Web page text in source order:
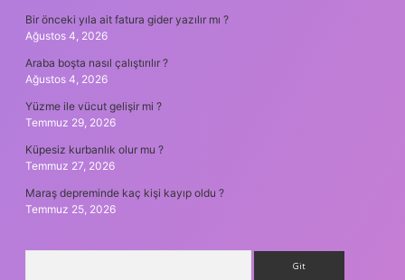
Bir önceki yıla ait fatura gider yazılır mı ?
Ağustos 4, 2026
Araba boşta nasıl çalıştırılır ?
Ağustos 4, 2026
Yüzme ile vücut gelişir mi ?
Temmuz 29, 2026
Küpesiz kurbanlık olur mu ?
Temmuz 27, 2026
Maraş depreminde kaç kişi kayıp oldu ?
Temmuz 25, 2026